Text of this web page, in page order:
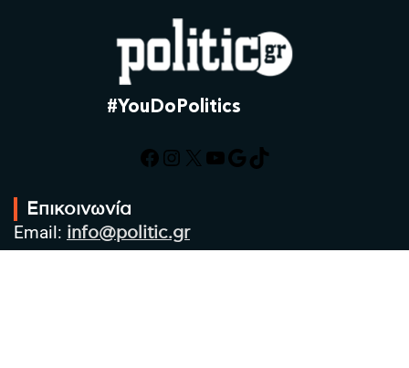
#YouDoPolitics
Facebook
Instagram
X YouTube
Google
TikTok
Επικοινωνία
Email: info@politic.gr
Τηλ: